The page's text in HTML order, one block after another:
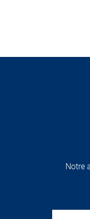
Notre